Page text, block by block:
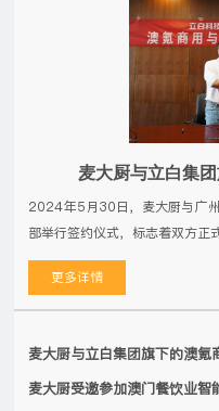
麦大厨与立白集
2024年5月30日，麦大厨与广
部举行签约仪式，标志着双方正
更多详情
麦大厨与立白集团旗下的澳氪